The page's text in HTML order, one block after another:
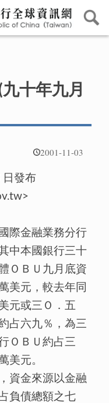
十年九月
2001-11-03
日發布
際金融業務分行
中本國銀行三十
ＯＢＵ九月底資
美元，較去年同
元或三Ｏ．五
占六九％，為三
ＯＢＵ約占三
美元。
資金來源以金融
負債總額之七